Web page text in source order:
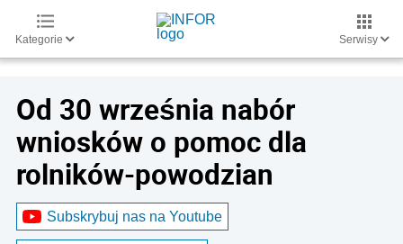
Kategorie Serwisy
Od 30 września nabór
wniosków o pomoc dla
rolników-powodzian
Subskrybuj nas na Youtube